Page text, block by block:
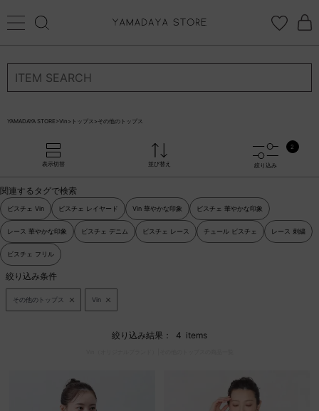
ログイン 新規会員登録
STORE BRAND・LABELから探す
すべての商品
新着商品
スタイリング
YAMADAYA STORE >Vin > トップス > その他のトップス
表示切替 並び替え 絞り込み
2
関連するタグで検索
ビスチェ Vin ビスチェ レイヤード Vin 華やかな印象 ビスチェ 華やかな印象
レース 華やかな印象 ビスチェ デニム ビスチェ レース チュール ビスチェ レース 刺繍
ビスチェ フリル
絞り込み条件
その他のトップス Vin
絞り込み結果： 4 items
ログイン